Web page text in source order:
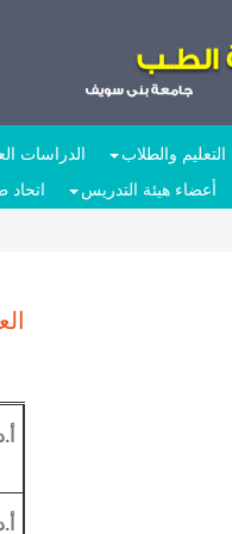
التعليم والطلاب الدراسات
أعضاء هيئة التدريس اتحاد